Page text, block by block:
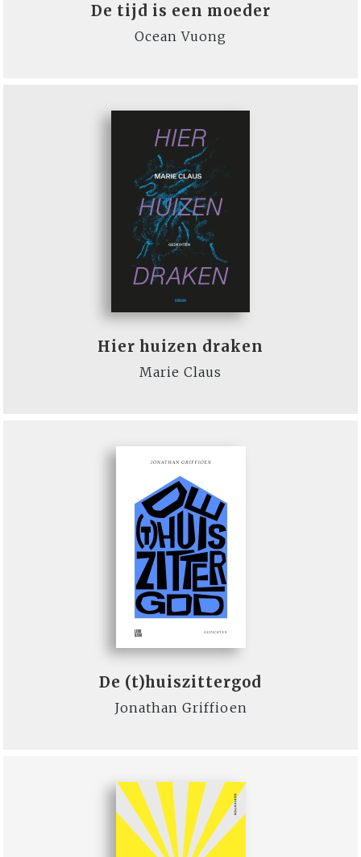
De tijd is een moeder
Ocean Vuong
Hier huizen draken
Marie Claus
De (t)huiszittergod
Jonathan Griffioen